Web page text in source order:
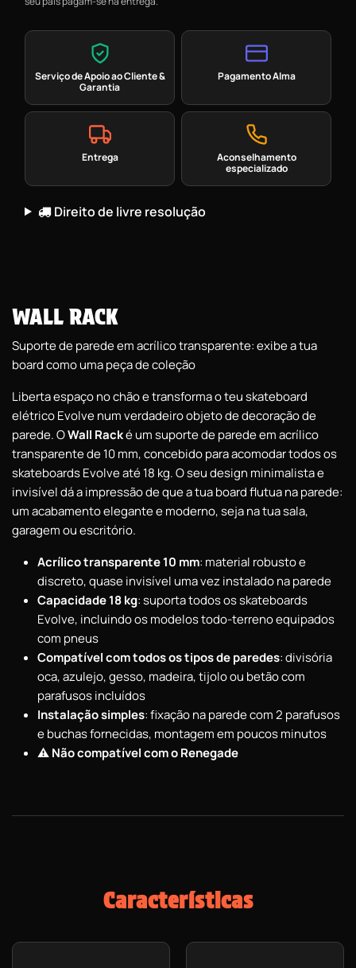
Serviço de Apoio ao Cliente &
Garantia
Pagamento Alma
Entrega
Aconselhamento
especializado
Direito de livre resolução
WALL RACK
Suporte de parede em acrílico transparente: exibe a tua
board como uma peça de coleção
Liberta espaço no chão e transforma o teu skateboard
elétrico Evolve num verdadeiro objeto de decoração de
parede. OWall Racké um suporte de parede em acrílico
transparente de 10 mm, concebido para acomodar todos os
skateboards Evolve até 18 kg. O seu design minimalista e
invisível dá a impressão de que a tua board flutua na parede:
um acabamento elegante e moderno, seja na tua sala,
garagem ou escritório.
Acrílico transparente 10 mm: material robusto e
discreto, quase invisível uma vez instalado na parede
Capacidade 18 kg: suporta todos os skateboards
Evolve, incluindo os modelos todo-terreno equipados
com pneus
Compatível com todos os tipos de paredes: divisória
oca, azulejo, gesso, madeira, tijolo ou betão com
parafusos incluídos
Instalação simples: fixação na parede com 2 parafusos
e buchas fornecidas, montagem em poucos minutos
⚠️ Não compatível com o Renegade
Características